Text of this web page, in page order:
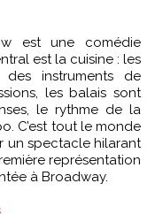
est une comédie
est la cuisine : les
des instruments de
les balais sont
le rythme de la
C’est tout le monde
un spectacle hilarant
représentation
à Broadway.